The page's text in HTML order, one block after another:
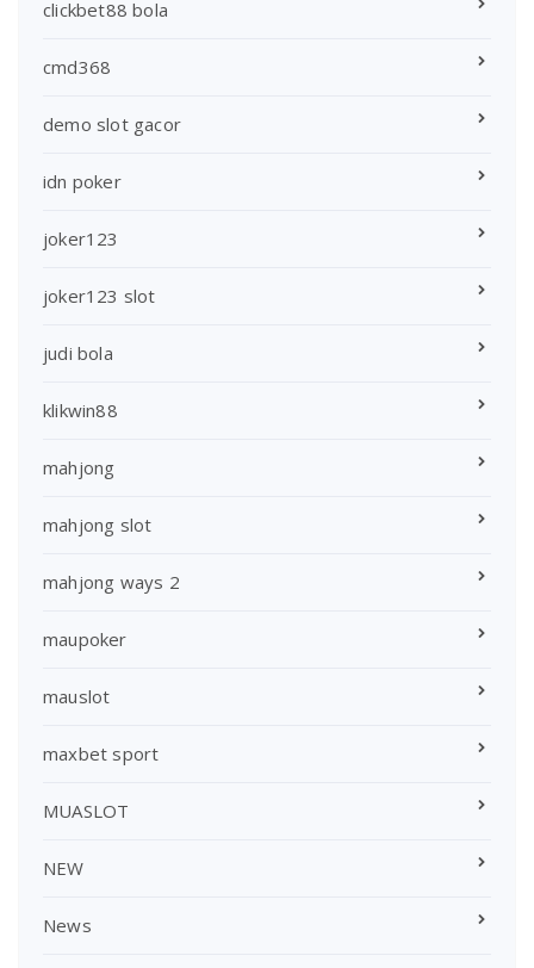
clickbet88 bola
cmd368
demo slot gacor
idn poker
joker123
joker123 slot
judi bola
klikwin88
mahjong
mahjong slot
mahjong ways 2
maupoker
mauslot
maxbet sport
MUASLOT
NEW
News